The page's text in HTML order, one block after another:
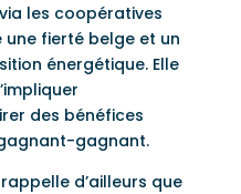
les coopératives
fierté belge et un
énergétique. Elle
des bénéfices
gagnant.
d’ailleurs que